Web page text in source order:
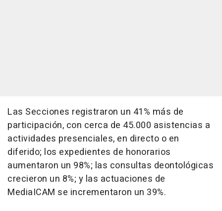
Las Secciones registraron un 41% más de
participación, con cerca de 45.000 asistencias a
actividades presenciales, en directo o en
diferido; los expedientes de honorarios
aumentaron un 98%; las consultas deontológicas
crecieron un 8%; y las actuaciones de
MediaICAM se incrementaron un 39%.